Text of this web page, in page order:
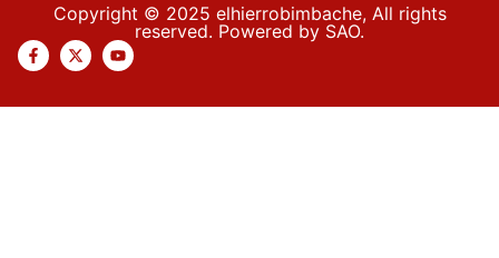
Copyright © 2025 elhierrobimbache, All rights
reserved. Powered by SAO.